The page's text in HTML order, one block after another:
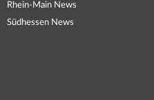
Rhein-Main News
Südhessen News